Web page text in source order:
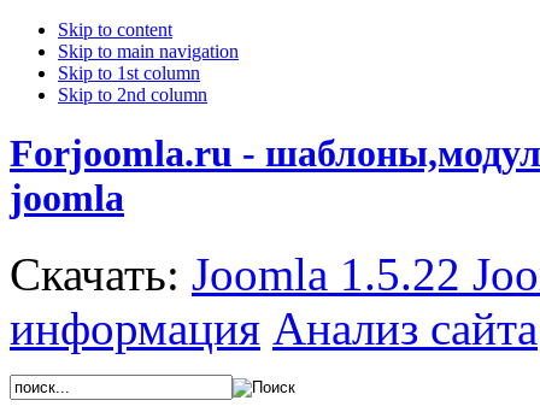
Skip to content
Skip to main navigation
Skip to 1st column
Skip to 2nd column
Forjoomla.ru -
joomla
Скачать: Joomla 1.5.22
информация Анализ сайта